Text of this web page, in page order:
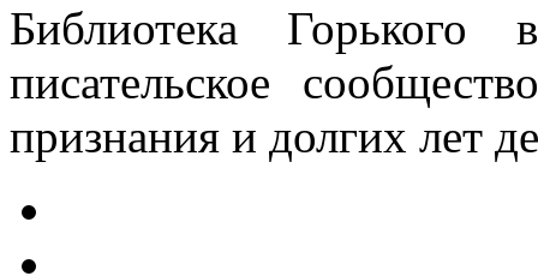
Библиотека
писательское
признания и долгих лет